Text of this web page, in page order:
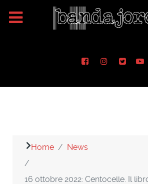
Home News
16 ottobre 2022: Centocelle. Il